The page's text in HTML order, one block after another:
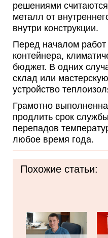
решениями
металл от
внутри конструкции.
Перед началом
контейнера,
бюджет. В одних
склад или
устройство
Грамотно
продлить срок
перепадов
любое время года.
Похожие статьи: